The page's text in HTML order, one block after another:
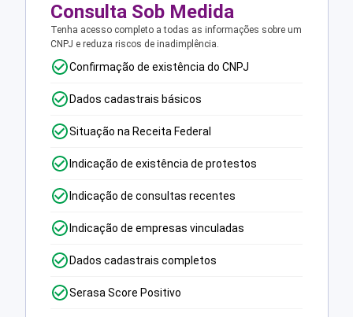
Consulta Sob Medida
Tenha acesso completo a todas as informações sobre um
CNPJ e reduza riscos de inadimplência.
Confirmação de existência do CNPJ
Dados cadastrais básicos
Situação na Receita Federal
Indicação de existência de protestos
Indicação de consultas recentes
Indicação de empresas vinculadas
Dados cadastrais completos
Serasa Score Positivo